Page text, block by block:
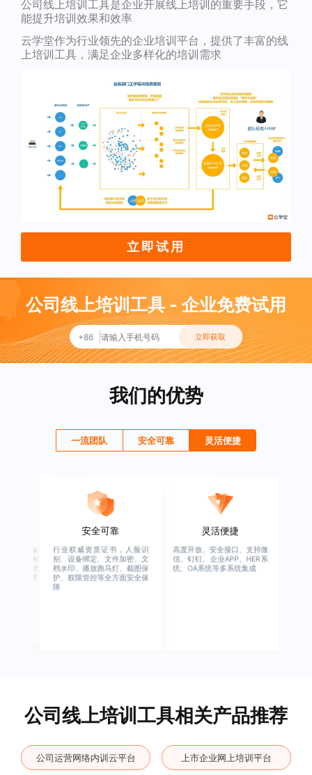
公司线上培训工具是企业开展线上培训的重要手段，它
能提升培训效果和效率
云学堂作为行业领先的企业培训平台，提供了丰富的线
上培训工具，满足企业多样化的培训需求
立即试用
公司线上培训工具 - 企业免费试用
+86 立即获取
我们的优势
一流团队 安全可靠 灵活便捷
业权威资质证书，人脸识
、设备绑定、文件加密、文
水印、播放跑马灯、截图保
、权限管控等全方面安全保
高度开放、安全接口、支持微
信、钉钉、企业APP、HER系
统、OA系统等多系统集成
绚星客户成功团队，由有多
企业从业经验、优秀培训机
从业经验，及咨询公司从业
公司线上培训工具相关产品推荐
公司运营网络内训云平台 上市企业网上培训平台